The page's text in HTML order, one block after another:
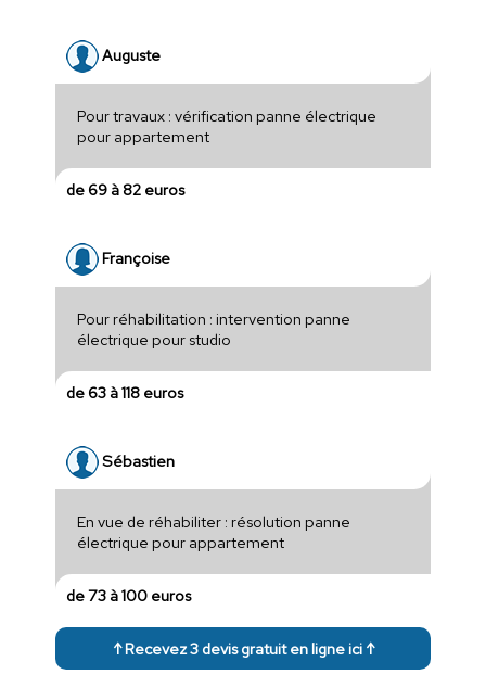
Auguste
Pour travaux : vérification panne électrique
pour appartement
de 69 à 82 euros
Françoise
Pour réhabilitation : intervention panne
électrique pour studio
de 63 à 118 euros
Sébastien
En vue de réhabiliter : résolution panne
électrique pour appartement
de 73 à 100 euros
↑ Recevez 3 devis gratuit en ligne ici ↑